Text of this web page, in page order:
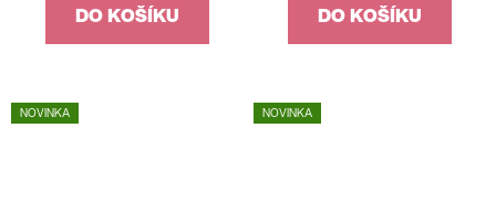
DO KOŠÍKU DO KOŠÍKU
NOVINKA NOVINKA